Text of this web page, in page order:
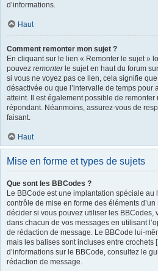
d’informations.
Haut
Comment remonter mon sujet ?
En cliquant sur le lien « Remonter le sujet »
pouvez remonterle sujet en haut du forum
si vous ne voyez pas ce lien, cela signifie
désactivée ou que l’intervalle de temps pour
atteint. Il est également possible de
répondant. Néanmoins, assurez-vous de
faisant.
Haut
Mise en forme et types de sujets
Que sont les BBCodes ?
Le BBCode est une implantation spéciale au
contrôle de mise en forme des éléments
décider si vous pouvez utiliser les BBCodes,
dans chacun de vos messages en utilisant
de rédaction de message. Le BBCode lui-
mais les balises sont incluses entre crochets
d’informations sur le BBCode, consultez le
rédaction de message.